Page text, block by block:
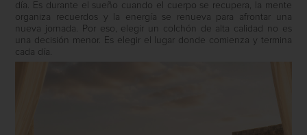
día. Es durante el sueño cuando el cuerpo se recupera, la mente
organiza recuerdos y la energía se renueva para afrontar una
nueva jornada. Por eso, elegir un colchón de alta calidad no es
una decisión menor. Es elegir el lugar donde comienza y termina
cada día.